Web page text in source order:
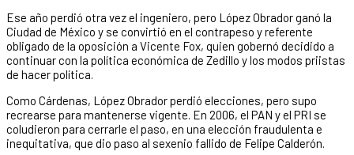
Ese año perdió otra vez el ingeniero, pero López Obrador ganó la
Ciudad de México y se convirtió en el contrapeso y referente
obligado de la oposición a Vicente Fox, quien gobernó decidido a
continuar con la política económica de Zedillo y los modos priistas
de hacer política.
Como Cárdenas, López Obrador perdió elecciones, pero supo
recrearse para mantenerse vigente. En 2006, el PAN y el PRI se
coludieron para cerrarle el paso, en una elección fraudulenta e
inequitativa, que dio paso al sexenio fallido de Felipe Calderón.